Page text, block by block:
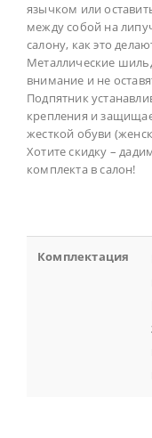
язычком или
между собой на
салону, как это
Металлические
внимание и не
Подпятник
крепления и
жесткой обуви
Хотите скидку –
комплекта в салон!
Комплектация